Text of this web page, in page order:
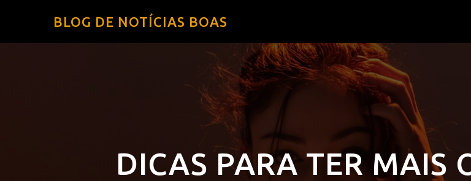
BLOG DE NOTÍCIAS BOAS
DICAS PARA TER MAIS